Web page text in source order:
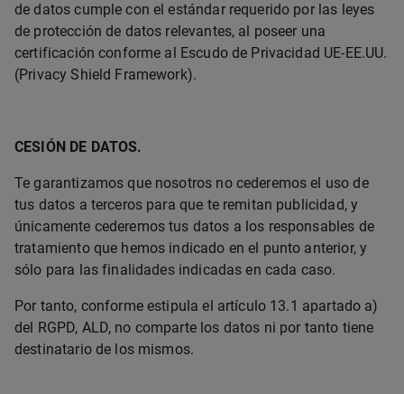
de datos cumple con el estándar requerido por las leyes
de protección de datos relevantes, al poseer una
certificación conforme al Escudo de Privacidad UE-EE.UU.
(Privacy Shield Framework).
CESIÓN DE DATOS.
Te garantizamos que nosotros no cederemos el uso de
tus datos a terceros para que te remitan publicidad, y
únicamente cederemos tus datos a los responsables de
tratamiento que hemos indicado en el punto anterior, y
sólo para las finalidades indicadas en cada caso.
Por tanto, conforme estipula el artículo 13.1 apartado a)
del RGPD, ALD, no comparte los datos ni por tanto tiene
destinatario de los mismos.